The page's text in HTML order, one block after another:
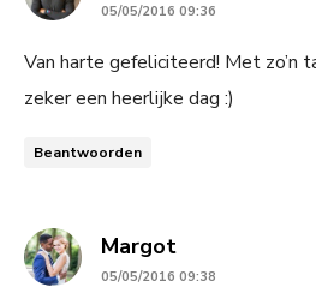
05/05/2016 09:36
Van harte gefeliciteerd! Met zo’n
zeker een heerlijke dag :)
Beantwoorden
Margotsays:
05/05/2016 09:38